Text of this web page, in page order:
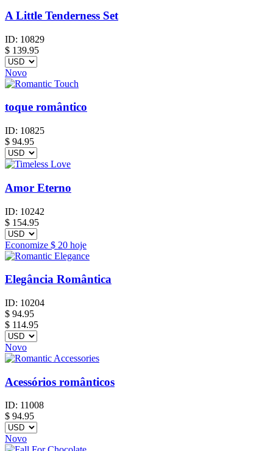
A Little Tenderness Set
ID: 10829
$ 139.95
Novo
toque romântico
ID: 10825
$ 94.95
Amor Eterno
ID: 10242
$ 154.95
Economize $ 20 hoje
Elegância Romântica
ID: 10204
$ 94.95
$ 114.95
Novo
Acessórios românticos
ID: 11008
$ 94.95
Novo